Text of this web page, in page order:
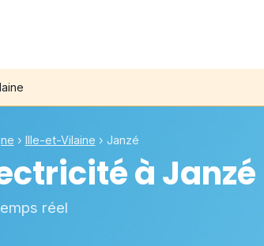
› Ille-et-Vilaine › Janzé
àJanzé
réel